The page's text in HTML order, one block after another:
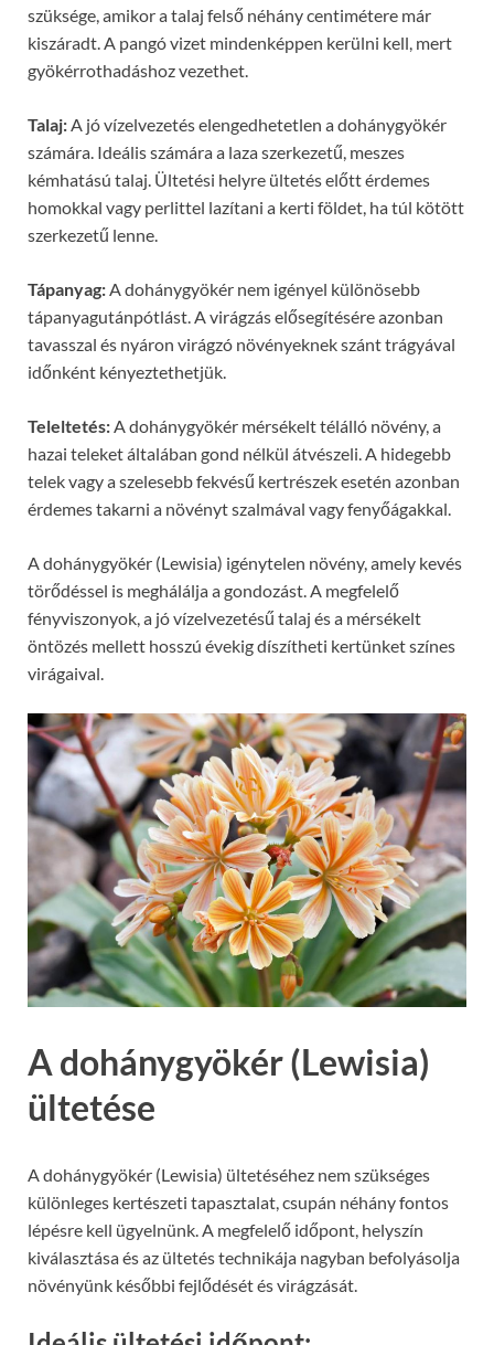
szüksége, amikor a talaj felső néhány centimétere már
kiszáradt. A pangó vizet mindenképpen kerülni kell, mert
gyökérrothadáshoz vezethet.
Talaj:A jó vízelvezetés elengedhetetlen a dohánygyökér
számára. Ideális számára a laza szerkezetű, meszes
kémhatású talaj. Ültetési helyre ültetés előtt érdemes
homokkal vagy perlittel lazítani a kerti földet, ha túl kötött
szerkezetű lenne.
Tápanyag:A dohánygyökér nem igényel különösebb
tápanyagutánpótlást. A virágzás elősegítésére azonban
tavasszal és nyáron virágzó növényeknek szánt trágyával
időnként kényeztethetjük.
Teleltetés:A dohánygyökér mérsékelt télálló növény, a
hazai teleket általában gond nélkül átvészeli. A hidegebb
telek vagy a szelesebb fekvésű kertrészek esetén azonban
érdemes takarni a növényt szalmával vagy fenyőágakkal.
A dohánygyökér (Lewisia) igénytelen növény, amely kevés
törődéssel is meghálálja a gondozást. A megfelelő
fényviszonyok, a jó vízelvezetésű talaj és a mérsékelt
öntözés mellett hosszú évekig díszítheti kertünket színes
virágaival.
A dohánygyökér (Lewisia)
ültetése
A dohánygyökér (Lewisia) ültetéséhez nem szükséges
különleges kertészeti tapasztalat, csupán néhány fontos
lépésre kell ügyelnünk. A megfelelő időpont, helyszín
kiválasztása és az ültetés technikája nagyban befolyásolja
növényünk későbbi fejlődését és virágzását.